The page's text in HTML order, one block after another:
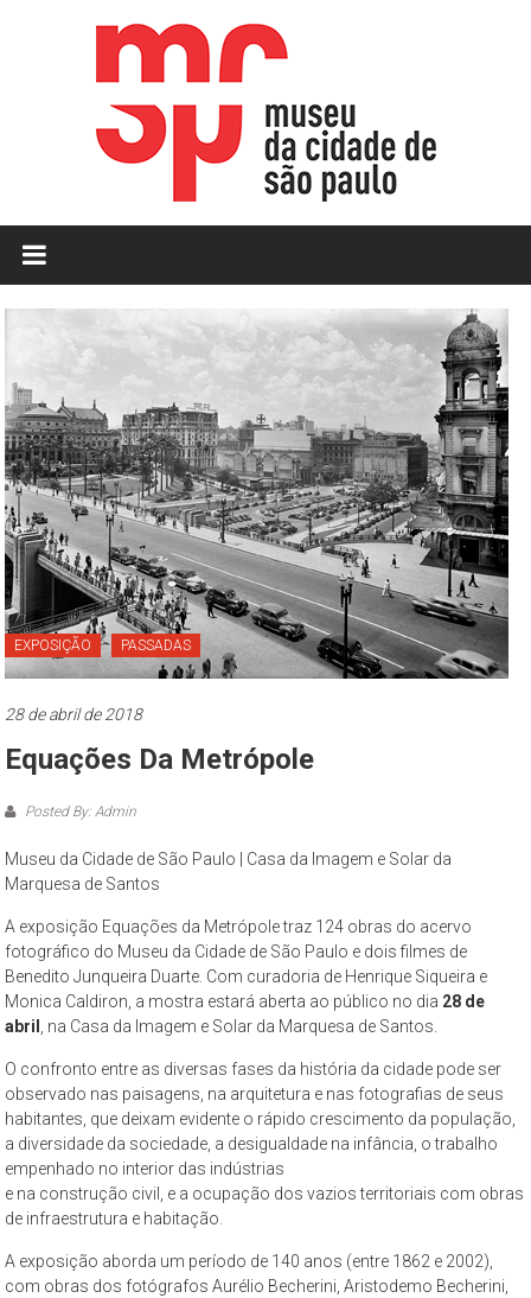
MCSP
Museu
Cidade
de
São
Paulo
O
Museu
da
Cidade
de
Paulo
complexo
cultural
museológico,
natureza
socioantropológica,
geográfica
e
–
propõe
constituir-
se
como
um
de
EXPOSIÇÃO PASSADAS
28 de abril de 2018
Equações Da Metrópole
Posted By: Admin
Museu da Cidade de São Paulo | Casa da Imagem e Solar da
Marquesa de Santos
A exposição Equações da Metrópole traz 124 obras do acervo
fotográfico do Museu da Cidade de São Paulo e dois filmes de
Benedito Junqueira Duarte. Com curadoria de Henrique Siqueira e
Monica Caldiron, a mostra estará aberta ao público no dia 28 de
abril
, na Casa da Imagem e Solar da Marquesa de Santos.
O confronto entre as diversas fases da história da cidade pode ser
observado nas paisagens, na arquitetura e nas fotografias de seus
habitantes, que deixam evidente o rápido crescimento da população,
a diversidade da sociedade, a desigualdade na infância, o trabalho
empenhado no interior das indústrias
e na construção civil, e a ocupação dos vazios territoriais com obras
de infraestrutura e habitação.
A exposição aborda um período de 140 anos (entre 1862 e 2002),
com obras dos fotógrafos Aurélio Becherini, Aristodemo Becherini,